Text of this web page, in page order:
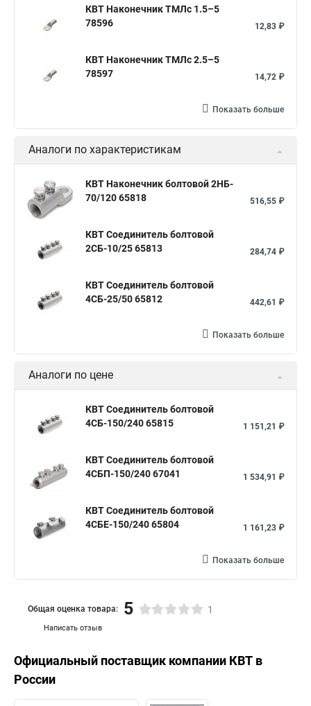
КВТ Наконечник ТМЛс 1.5–5
78596
12,83 ₽
КВТ Наконечник ТМЛс 2.5–5
78597
14,72 ₽
Показать больше
Аналоги по характеристикам
КВТ Наконечник болтовой 2НБ-
70/120 65818
516,55 ₽
КВТ Соединитель болтовой
2СБ-10/25 65813
284,74 ₽
КВТ Соединитель болтовой
4СБ-25/50 65812
442,61 ₽
Показать больше
Аналоги по цене
КВТ Соединитель болтовой
4СБ-150/240 65815
1 151,21 ₽
КВТ Соединитель болтовой
4СБП-150/240 67041
1 534,91 ₽
КВТ Соединитель болтовой
4СБЕ-150/240 65804
1 161,23 ₽
Показать больше
Написать отзыв
Общая оценка товара: 5 1
Официальный поставщик компании КВТ в
России